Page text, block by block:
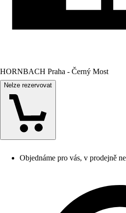
HORNBACH Praha - Černý Most
Nelze rezervovat
Objednáme pro vás, v prodejně